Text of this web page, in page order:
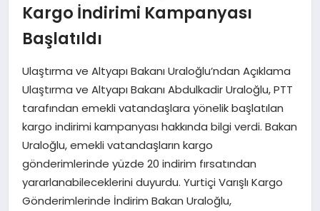
MAGAZIN
SAĞLIK
SIYASET
SPOR
TEKNOLOJI
Kargo İndirimi Kampanyası
Başlatıldı
Ulaştırma ve Altyapı Bakanı Uraloğlu’ndan Açıklama
Ulaştırma ve Altyapı Bakanı Abdulkadir Uraloğlu, PTT
tarafından emekli vatandaşlara yönelik başlatılan
kargo indirimi kampanyası hakkında bilgi verdi. Bakan
Uraloğlu, emekli vatandaşların kargo
gönderimlerinde yüzde 20 indirim fırsatından
yararlanabileceklerini duyurdu. Yurtiçi Varışlı Kargo
Gönderimlerinde İndirim Bakan Uraloğlu,